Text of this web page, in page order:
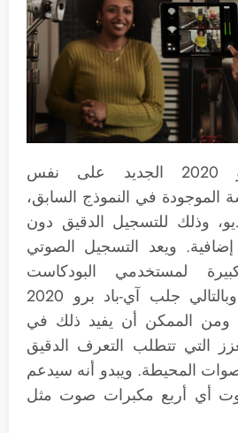
يحتوي آي-باد برو 2020 الجديد على نفس
الموجودة في النموذج السابق،
وذلك للتسجيل الدقيق دون
ويعد التسجيل الصوتي
لمستخدمي البودكاست
ومهندسي الصوت، وبالتالي جلب آي-باد برو 2020
ومن الممكن أن يفيد ذلك في
التي تتطلب التعرف الدقيق
المحيطة. ويبدو أنه سيدعم
أي أربع مكبرات صوت مثل